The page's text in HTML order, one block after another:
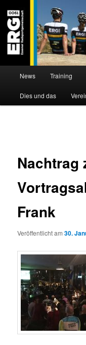
Inhalt
wechseln
ERG 1900
Willkommen bei der
News Training
Dies und das
Nachtrag
Frank
Veröffentlicht am30.